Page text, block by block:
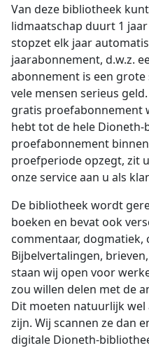
Van deze bibliotheek
lidmaatschap duurt 1
stopzet elk jaar
jaarabonnement, d.w.z.
abonnement is een grote
vele mensen serieus
gratis proefabonnement
hebt tot de hele
proefabonnement
proefperiode opzegt, zit
onze service aan u als
De bibliotheek wordt
boeken en bevat ook
commentaar, dogmatiek,
Bijbelvertalingen,
staan wij open voor
zou willen delen met de
Dit moeten natuurlijk
zijn. Wij scannen ze dan
digitale Dioneth-